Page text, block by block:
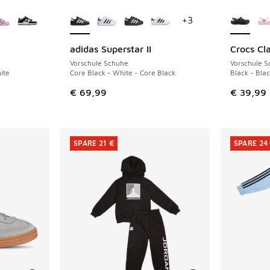
adidas Superstar II
Vorschule Schuhe
Core Black - White - Core Black
€ 69,99
+3
Crocs
Vorschule
Black -
€ 39,99
SPARE 21 € SPARE 24